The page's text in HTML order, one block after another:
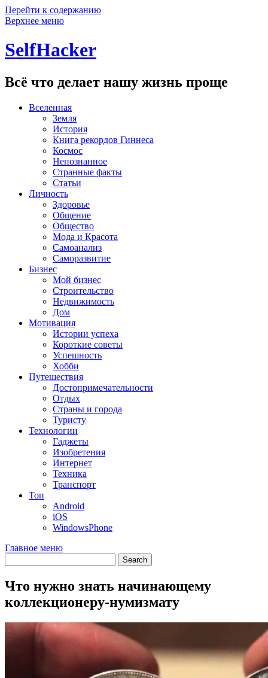
Перейти к содержанию
Верхнее меню
SelfHacker
Всё что делает нашу жизнь проще
Вселенная
Земля
История
Книга рекордов Гиннеса
Космос
Непознанное
Странные факты
Статьи
Личность
Здоровье
Общение
Общество
Мода и Красота
Самоанализ
Саморазвитие
Бизнес
Мой бизнес
Строительство
Недвижимость
Дом
Мотивация
Истории успеха
Короткие советы
Успешность
Хобби
Путешествия
Достопримечательности
Отдых
Страны и города
Туристу
Технологии
Гаджеты
Изобретения
Интернет
Техника
Транспорт
Топ
Android
iOS
WindowsPhone
Главное меню
Что нужно знать начинающему
коллекционеру-нумизмату